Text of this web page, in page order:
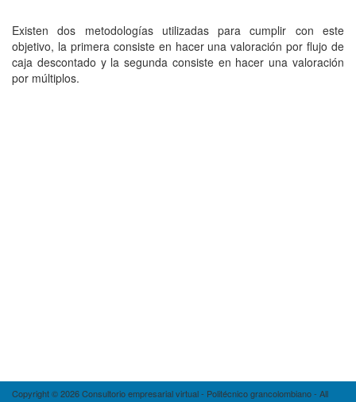
Existen dos metodologías utilizadas para cumplir con este
objetivo, la primera consiste en hacer una valoración por flujo de
caja descontado y la segunda consiste en hacer una valoración
por múltiplos.
Copyright © 2026 Consultorio empresarial virtual - Politécnico grancolombiano - All